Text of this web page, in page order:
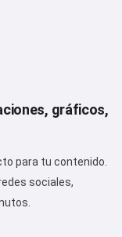
gráficos,
para tu contenido.
sociales,